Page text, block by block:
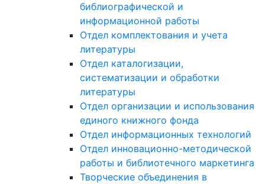
библиографической и
информационной работы
Отдел комплектования и учета
литературы
Отдел каталогизации,
систематизации и обработки
литературы
Отдел организации и использования
единого книжного фонда
Отдел информационных технологий
Отдел инновационно-методической
работы и библиотечного маркетинга
Творческие объединения в